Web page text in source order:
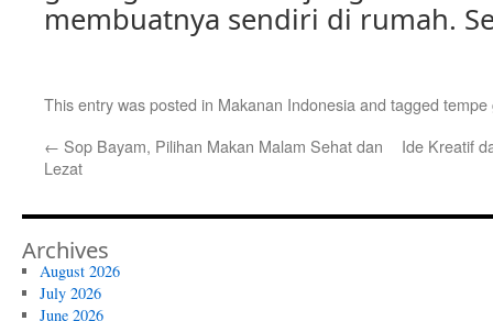
membuatnya sendiri di rumah.
This entry was posted in Makanan Indonesia and tagged tempe
← Sop Bayam, Pilihan Makan Malam Sehat dan
Lezat
Ide Kreatif
Archives
August 2026
July 2026
June 2026